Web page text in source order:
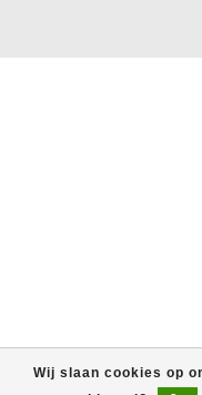
Wij slaan cookies op